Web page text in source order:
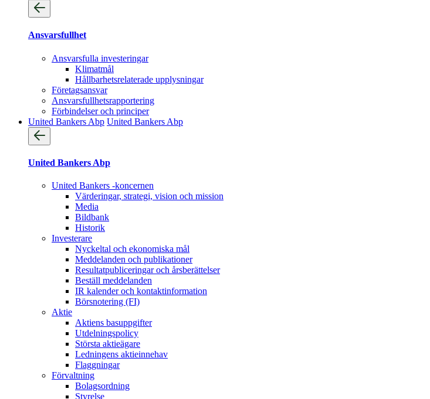
Ansvarsfullhet
Ansvarsfulla investeringar
Klimatmål
Hållbarhetsrelaterade upplysningar
Företagsansvar
Ansvarsfullhets­rapportering
Förbindelser och principer
United Bankers Abp United Bankers Abp
United Bankers Abp
United Bankers -koncernen
Värderingar, strategi, vision och mission
Media
Bildbank
Historik
Investerare
Nyckeltal och ekonomiska mål
Meddelanden och publikationer
Resultatpubliceringar och årsberättelser
Beställ meddelanden
IR kalender och kontaktinformation
Börsnotering (FI)
Aktie
Aktiens basuppgifter
Utdelningspolicy
Största aktieägare
Ledningens aktieinnehav
Flaggningar
Förvaltning
Bolagsordning
Styrelse